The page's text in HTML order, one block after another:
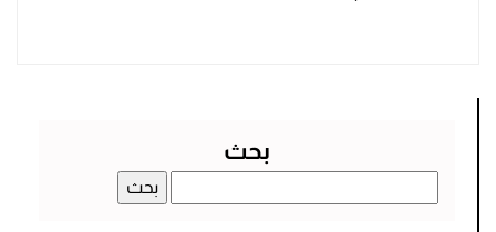
بحث
عن: